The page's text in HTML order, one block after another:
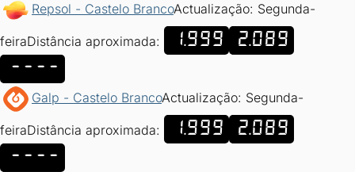
Repsol - Castelo BrancoActualização: Segunda-
feiraDistância aproximada: 1.999
2.089
----
Galp - Castelo BrancoActualização: Segunda-
feiraDistância aproximada: 1.999
2.089
----